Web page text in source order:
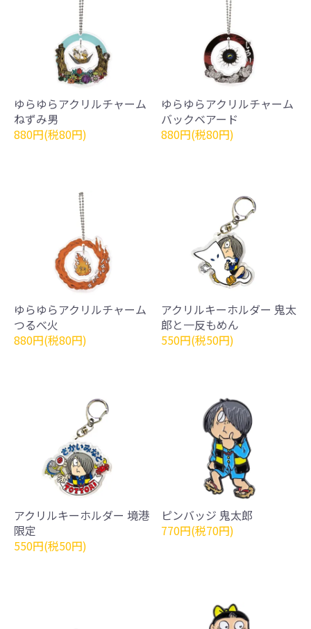
ゆらゆらアクリルチャーム
ねずみ男
880円(税80円)
ゆらゆらアクリルチャーム
バックベアード
880円(税80円)
ゆらゆらアクリルチャーム
つるべ火
880円(税80円)
アクリルキーホルダー 鬼太
郎と一反もめん
550円(税50円)
アクリルキーホルダー 境港
限定
550円(税50円)
ピンバッジ 鬼太郎
770円(税70円)